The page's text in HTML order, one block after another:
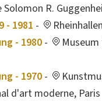
Solomon R.
- 1981 -
- 1980 -
- 1970 -
d'art moderne, Paris